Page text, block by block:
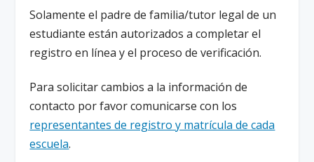
Solamente el padre de familia/tutor legal de un
estudiante están autorizados a completar el
registro en línea y el proceso de verificación.
Para solicitar cambios a la información de
contacto por favor comunicarse con los
representantes de registro y matrícula de cada
escuela.